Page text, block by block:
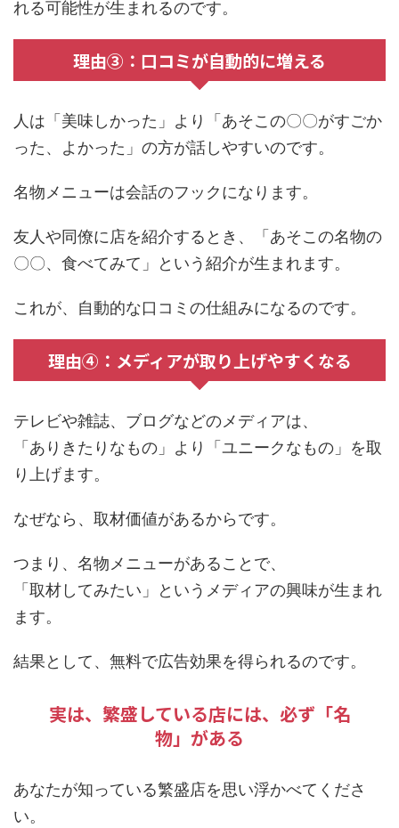
れる可能性が生まれるのです。
理由③：口コミが自動的に増える
人は「美味しかった」より「あそこの〇〇がすごか
った、よかった」の方が話しやすいのです。
名物メニューは会話のフックになります。
友人や同僚に店を紹介するとき、「あそこの名物の
〇〇、食べてみて」という紹介が生まれます。
これが、自動的な口コミの仕組みになるのです。
理由④：メディアが取り上げやすくなる
テレビや雑誌、ブログなどのメディアは、
「ありきたりなもの」より「ユニークなもの」を取
り上げます。
なぜなら、取材価値があるからです。
つまり、名物メニューがあることで、
「取材してみたい」というメディアの興味が生まれ
ます。
結果として、無料で広告効果を得られるのです。
実は、繁盛している店には、必ず「名
物」がある
あなたが知っている繁盛店を思い浮かべてくださ
い。